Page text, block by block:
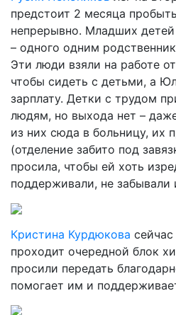
предстоит 2 месяца
непрерывно. Младших
– одного одним
Эти люди взяли на работе
чтобы сидеть с детьми, а
зарплату. Детки с трудом
людям, но выхода нет –
из них сюда в больницу, их
(отделение забито под
просила, чтобы ей хоть
поддерживали, не
Кристина Курдюкова
проходит очередной блок
просили передать
помогает им и